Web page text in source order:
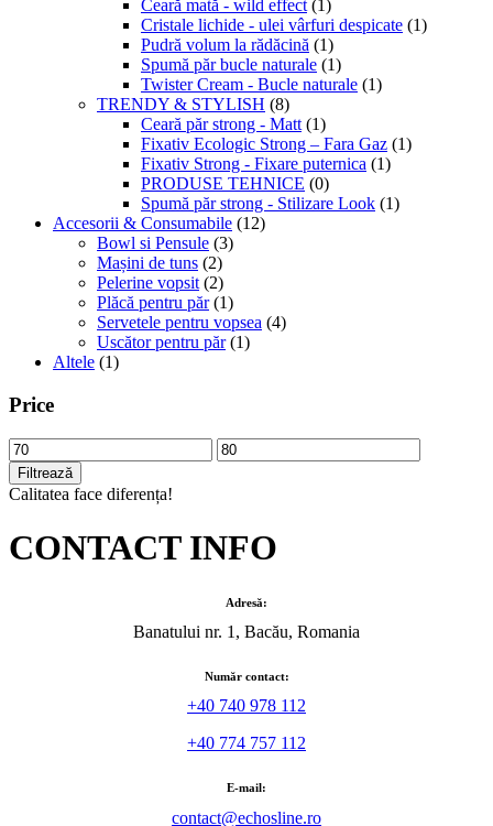
Ceară mată - wild effect (1)
Cristale lichide - ulei vârfuri despicate (1)
Pudră volum la rădăcină (1)
Spumă păr bucle naturale (1)
Twister Cream - Bucle naturale (1)
TRENDY & STYLISH (8)
Ceară păr strong - Matt (1)
Fixativ Ecologic Strong – Fara Gaz (1)
Fixativ Strong - Fixare puternica (1)
PRODUSE TEHNICE (0)
Spumă păr strong - Stilizare Look (1)
Accesorii & Consumabile (12)
Bowl si Pensule (3)
Mașini de tuns (2)
Pelerine vopsit (2)
Plăcă pentru păr (1)
Servetele pentru vopsea (4)
Uscător pentru păr (1)
Altele (1)
Price
Preț
minim
Preț
maxim
Filtrează
Calitatea face diferența!
CONTACT INFO
Adresă:
Banatului nr. 1, Bacău, Romania
Număr contact:
+40 740 978 112
+40 774 757 112
E-mail:
contact@echosline.ro